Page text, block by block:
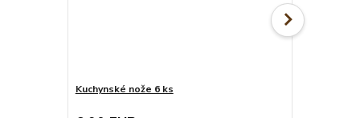
Kuchynské nože 6 ks